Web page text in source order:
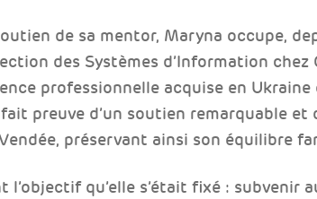
de sa mentor, Maryna occupe,
des Systèmes d’Information chez
professionnelle acquise en
preuve d’un soutien remarquable
préservant ainsi son équilibre
l’objectif qu’elle s’était fixé : subvenir